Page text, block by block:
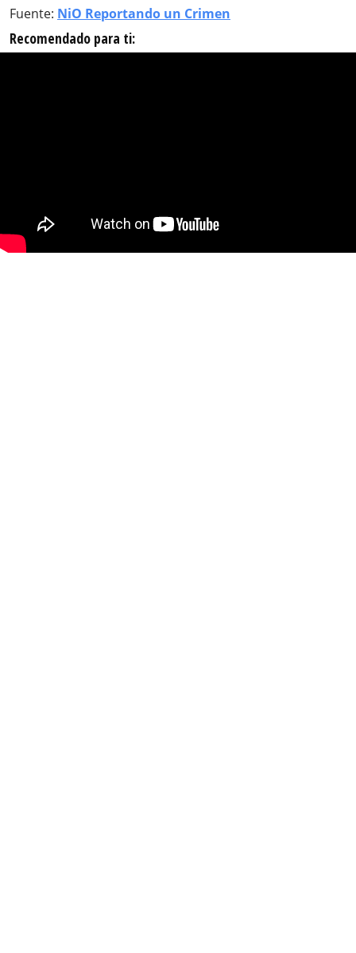
Fuente: NiO Reportando un Crimen
Recomendado para ti: